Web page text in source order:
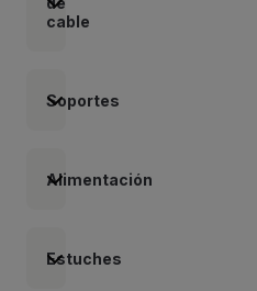
cable
Soportes
Alimentación
Estuches